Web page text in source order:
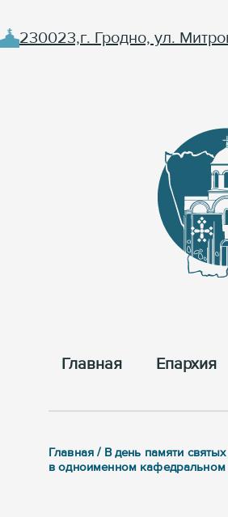
230023,г. Гродно, ул.
Главная Епархия
Главная / В день памяти
в одноименном